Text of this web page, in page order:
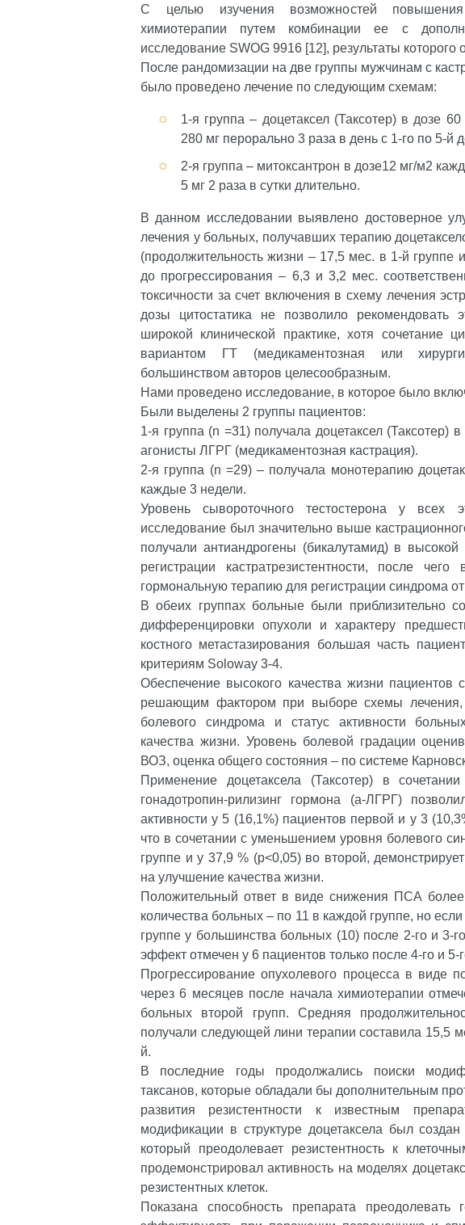
С целью изучения возможностей повышения
химиотерапии путем комбинации ее с
исследование SWOG 9916 [12], результаты которого
После рандомизации на две группы мужчинам с
было проведено лечение по следующим схемам:
1-я группа – доцетаксел (Таксотер) в дозе
280 мг перорально 3 раза в день с 1-го по 5-й
2-я группа – митоксантрон в дозе12 мг/м2
5 мг 2 раза в сутки длительно.
В данном исследовании выявлено достоверное
лечения у больных, получавших терапию
(продолжительность жизни – 17,5 мес. в 1-й
до прогрессирования – 6,3 и 3,2 мес.
токсичности за счет включения в схему лечения
дозы цитостатика не позволило
широкой клинической практике, хотя сочетание
вариантом ГТ (медикаментозная или
большинством авторов целесообразным.
Нами проведено исследование, в которое было
Были выделены 2 группы пациентов:
1-я группа (n =31) получала доцетаксел
агонисты ЛГРГ (медикаментозная кастрация).
2-я группа (n =29) – получала монотерапию
каждые 3 недели.
Уровень сывороточного тестостерона у
исследование был значительно выше
получали антиандрогены (бикалутамид) в
регистрации кастратрезистентности, после
гормональную терапию для регистрации синдрома
В обеих группах больные были приблизительно
дифференцировки опухоли и характеру
костного метастазирования большая часть
критериям Soloway 3-4.
Обеспечение высокого качества жизни пациентов
решающим фактором при выборе схемы лечения,
болевого синдрома и статус активности
качества жизни. Уровень болевой градации
ВОЗ, оценка общего состояния – по системе
Применение доцетаксела (Таксотер) в
гонадотропин-рилизинг гормона (а-ЛГРГ)
активности у 5 (16,1%) пациентов первой и у 3
что в сочетании с уменьшением уровня болевого
группе и у 37,9 % (p<0,05) во второй,
на улучшение качества жизни.
Положительный ответ в виде снижения ПСА
количества больных – по 11 в каждой группе, но
группе у большинства больных (10) после 2-го и 3-
эффект отмечен у 6 пациентов только после 4-го и 5-
Прогрессирование опухолевого процесса в виде
через 6 месяцев после начала химиотерапии
больных второй групп. Средняя
получали следующей лини терапии составила 15,5
й.
В последние годы продолжались поиски
таксанов, которые обладали бы дополнительным
развития резистентности к известным
модификации в структуре доцетаксела был
который преодолевает резистентность к
продемонстрировал активность на моделях
резистентных клеток.
Показана способность препарата преодолевать